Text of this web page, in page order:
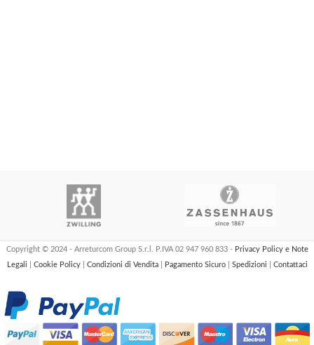
Copyright © 2024 - Arreturcom Group S.r.l. P.IVA 02 947 960 833 - Privacy Policy e Note
Legali
Cookie Policy Condizioni di Vendita Pagamento Sicuro Spedizioni Contattaci